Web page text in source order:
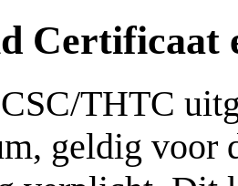
Certificaat
THTC
geldig voor